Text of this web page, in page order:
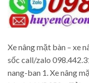
Xe nâng mặt bàn – xe
sốc call/zalo
nang-ban 1. Xe nâng